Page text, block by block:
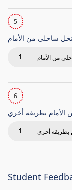
5
ساحلي من الأمام
1 من الأمام
6
بطريقة أخري
1 بطريقة أخري
Student